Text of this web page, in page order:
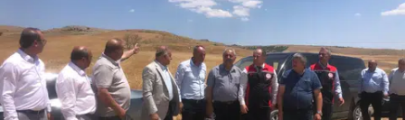
Çorum
Denizli